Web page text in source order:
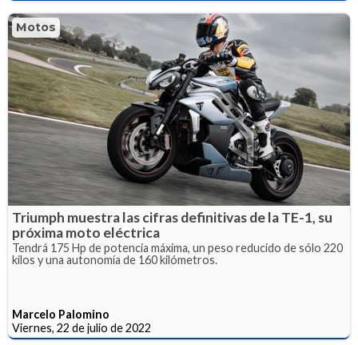
Motos
Triumph muestra las cifras definitivas de la TE-1, su
próxima moto eléctrica
Tendrá 175 Hp de potencia máxima, un peso reducido de sólo 220
kilos y una autonomía de 160 kilómetros.
Marcelo Palomino
Viernes, 22 de julio de 2022